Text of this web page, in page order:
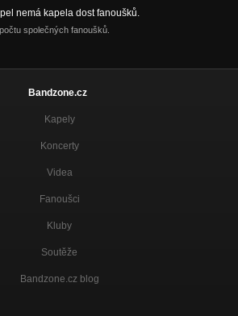
nemá kapela dost fanoušků.
společných fanoušků.
Bandzone.cz
Kapely
Koncerty
Videa
Fanoušci
Kluby
Soutěže
Bandzone.cz blog